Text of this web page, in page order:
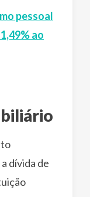
pessoal
ao
dívida de